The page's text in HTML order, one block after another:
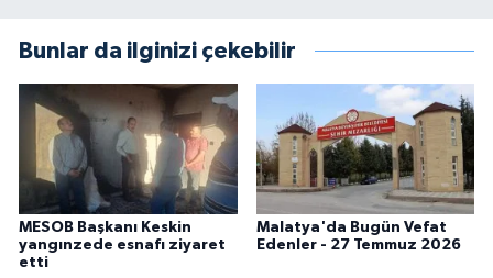
Bunlar da ilginizi çekebilir
MESOB Başkanı Keskin
yangınzede esnafı ziyaret
etti
Malatya'da Bugün Vefat
Edenler - 27 Temmuz 2026